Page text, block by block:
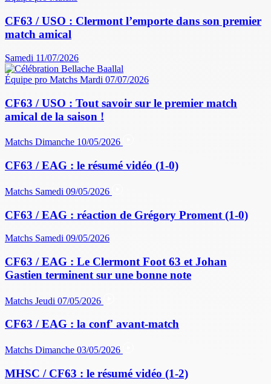
CF63 / USO : Clermont l’emporte dans son premier
match amical
Samedi 11/07/2026
Équipe pro Matchs Mardi 07/07/2026
CF63 / USO : Tout savoir sur le premier match
amical de la saison !
Matchs Dimanche 10/05/2026
CF63 / EAG : le résumé vidéo (1-0)
Matchs Samedi 09/05/2026
CF63 / EAG : réaction de Grégory Proment (1-0)
Matchs Samedi 09/05/2026
CF63 / EAG : Le Clermont Foot 63 et Johan
Gastien terminent sur une bonne note
Matchs Jeudi 07/05/2026
CF63 / EAG : la conf' avant-match
Matchs Dimanche 03/05/2026
MHSC / CF63 : le résumé vidéo (1-2)